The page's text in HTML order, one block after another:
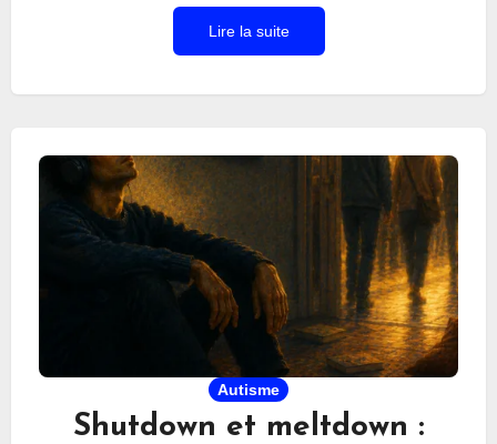
ce n’est pas systématique. Toutefois, beaucoup
font l’expérience de crises autistiques de manière
vidée de toute énergie. Après avoir évoqué les
crises autistiquesdans leur globalité, je parle du
meltdown plus en détails dans cet article.
Lire la suite
Autisme
Shutdown et meltdown :